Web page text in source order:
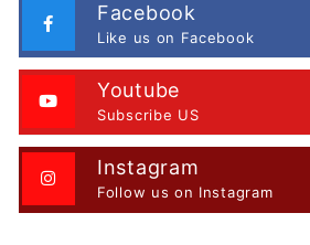
Facebook
Like us on Facebook
Youtube
Subscribe US
Instagram
Follow us on Instagram